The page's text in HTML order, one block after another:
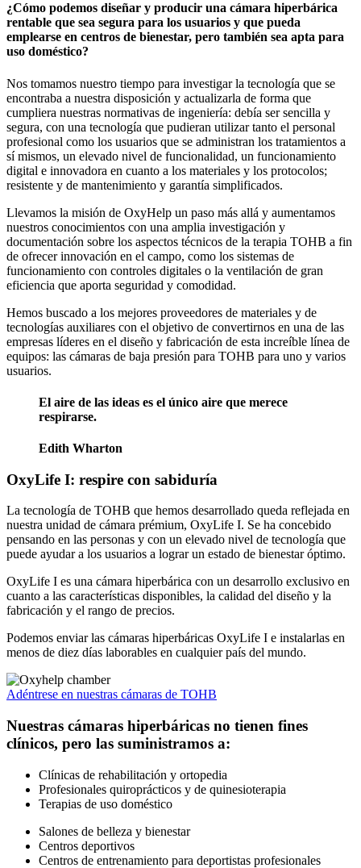
¿Cómo podemos diseñar y producir una cámara hiperbárica
rentable que sea segura para los usuarios y que pueda
emplearse en centros de bienestar, pero también sea apta para
uso doméstico?
Nos tomamos nuestro tiempo para investigar la tecnología que se
encontraba a nuestra disposición y actualizarla de forma que
cumpliera nuestras normativas de ingeniería: debía ser sencilla y
segura, con una tecnología que pudieran utilizar tanto el personal
profesional como los usuarios que se administran los tratamientos a
sí mismos, un elevado nivel de funcionalidad, un funcionamiento
digital e innovadora en cuanto a los materiales y los protocolos;
resistente y de mantenimiento y garantía simplificados.
Llevamos la misión de OxyHelp un paso más allá y aumentamos
nuestros conocimientos con una amplia investigación y
documentación sobre los aspectos técnicos de la terapia TOHB a fin
de ofrecer innovación en el campo, como los sistemas de
funcionamiento con controles digitales o la ventilación de gran
eficiencia que aporta seguridad y comodidad.
Hemos buscado a los mejores proveedores de materiales y de
tecnologías auxiliares con el objetivo de convertirnos en una de las
empresas líderes en el diseño y fabricación de esta increíble línea de
equipos: las cámaras de baja presión para TOHB para uno y varios
usuarios.
El aire de las ideas es el único aire que merece
respirarse.
Edith Wharton
OxyLife I: respire con sabiduría
La tecnología de TOHB que hemos desarrollado queda reflejada en
nuestra unidad de cámara prémium, OxyLife I. Se ha concebido
pensando en las personas y con un elevado nivel de tecnología que
puede ayudar a los usuarios a lograr un estado de bienestar óptimo.
OxyLife I es una cámara hiperbárica con un desarrollo exclusivo en
cuanto a las características disponibles, la calidad del diseño y la
fabricación y el rango de precios.
Podemos enviar las cámaras hiperbáricas OxyLife I e instalarlas en
menos de diez días laborables en cualquier país del mundo.
Adéntrese en nuestras cámaras de TOHB
Nuestras cámaras hiperbáricas no tienen fines
clínicos, pero las suministramos a:
Clínicas de rehabilitación y ortopedia
Profesionales quiroprácticos y de quinesioterapia
Terapias de uso doméstico
Salones de belleza y bienestar
Centros deportivos
Centros de entrenamiento para deportistas profesionales